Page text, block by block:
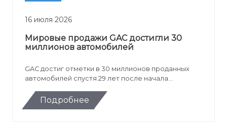
16 июля 2026
Мировые продажи GAC достигли 30
миллионов автомобилей
GAC достиг отметки в 30 миллионов проданных
автомобилей спустя 29 лет после начала
GAC M8 PHEV для зарубежного рынка.
Подробнее